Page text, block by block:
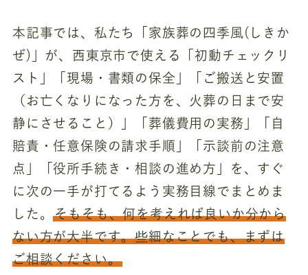
本記事では、私たち「家族葬の四季風(しきか
ぜ)」が、西東京市で使える「初動チェックリ
スト」「現場・書類の保全」「ご搬送と安置
（お亡くなりになった方を、火葬の日まで安
静にさせること）」「葬儀費用の実務」「自
賠責・任意保険の請求手順」「示談前の注意
点」「役所手続き・相談の進め方」を、すぐ
に次の一手が打てるよう実務目線でまとめま
した。そもそも、何を考えれば良いか分から
ない方が大半です。些細なことでも、まずは
ご相談ください。